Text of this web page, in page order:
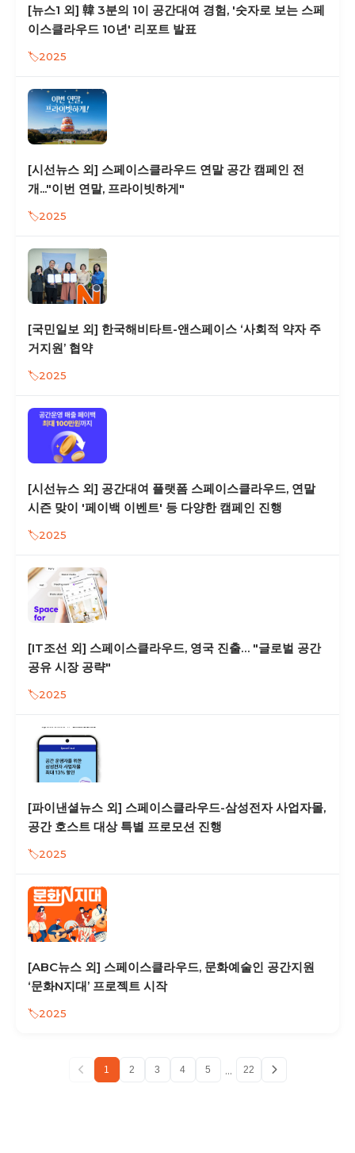
[뉴스1 외] 韓 3분의 1이 공간대여 경험, '숫자로 보는 스페
이스클라우드 10년' 리포트 발표
2025
[시선뉴스 외] 스페이스클라우드 연말 공간 캠페인 전
개..."이번 연말, 프라이빗하게"
2025
[국민일보 외] 한국해비타트-앤스페이스 ‘사회적 약자 주
거지원’ 협약
2025
[시선뉴스 외] 공간대여 플랫폼 스페이스클라우드, 연말
시즌 맞이 '페이백 이벤트' 등 다양한 캠페인 진행
2025
[IT조선 외] 스페이스클라우드, 영국 진출… "글로벌 공간
공유 시장 공략"
2025
[파이낸셜뉴스 외] 스페이스클라우드-삼성전자 사업자몰,
공간 호스트 대상 특별 프로모션 진행
2025
[ABC뉴스 외] 스페이스클라우드, 문화예술인 공간지원
‘문화N지대’ 프로젝트 시작
2025
1 2 3 4 5 ... 22